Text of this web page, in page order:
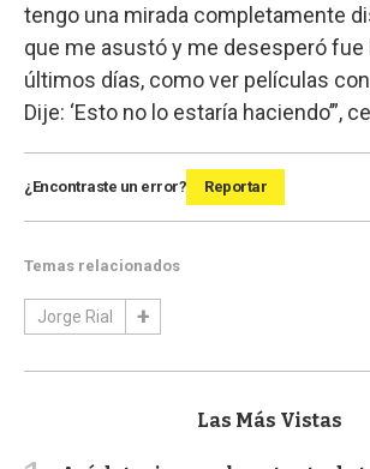
tengo una mirada completamente
que me asustó y me desesperó fue
últimos días, como ver películas
Dije: ‘Esto no lo estaría haciendo’”,
¿Encontraste un error? Reportar
Temas relacionados
Jorge Rial
Las Más Vistas